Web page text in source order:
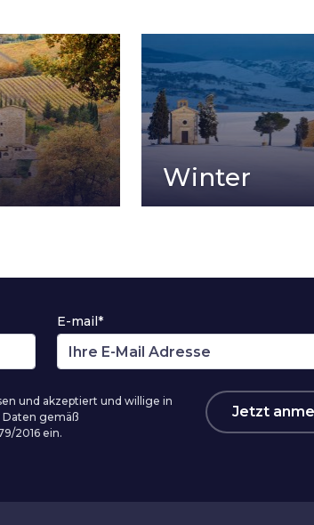
Winter
E-mail*
und akzeptiert und willige in
gemäß
2016 ein.
Jetzt